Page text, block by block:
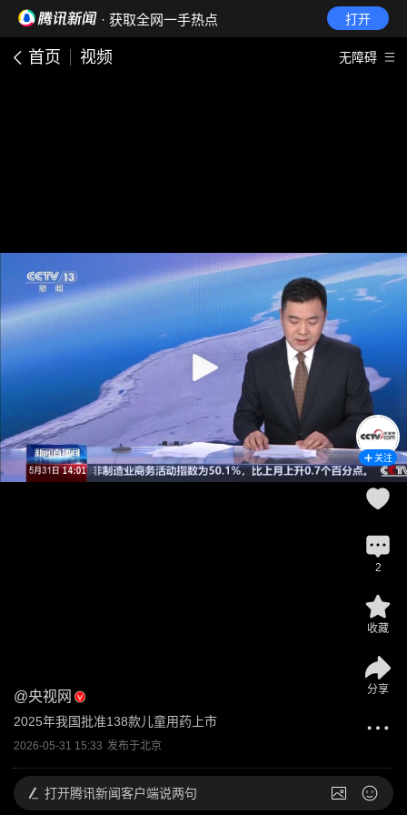
· 获取全网一手热点 打开
首页 视频 无障碍
@央视网
2025年我国批准138款儿童用药上市
2026-05-31 15:33 发布于北京
关注
2
收藏
分享
打开腾讯新闻客户端说两句